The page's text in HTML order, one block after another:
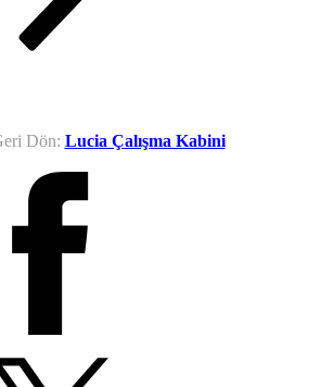
Dön: Lucia Çalışma Kabini